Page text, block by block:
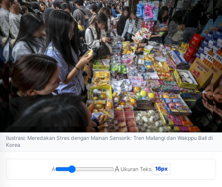
Ilustrasi: Meredakan Stres dengan Mainan Sensorik: Tren Mallangi dan Wakppu Ball di
Korea
A A Ukuran Teks 16px